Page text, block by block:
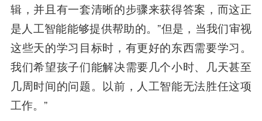
辑，并且有一套清晰的步骤来获得答案，而这正
是人工智能能够提供帮助的。”但是，当我们审视
这些天的学习目标时，有更好的东西需要学习。
我们希望孩子们能解决需要几个小时、几天甚至
几周时间的问题。以前，人工智能无法胜任这项
工作。”